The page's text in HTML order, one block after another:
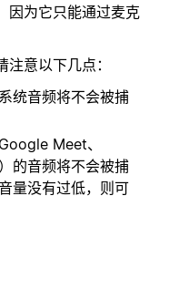
因为它只能通过麦克
意以下几点：
统音频将不会被捕
Meet、
的音频将不会被捕
量没有过低，则可